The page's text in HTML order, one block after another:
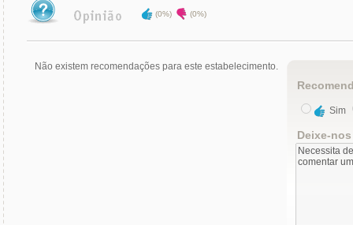
(0%) (0%)
Não existem recomendações para este estabelecimento.
Sim
Deixe-